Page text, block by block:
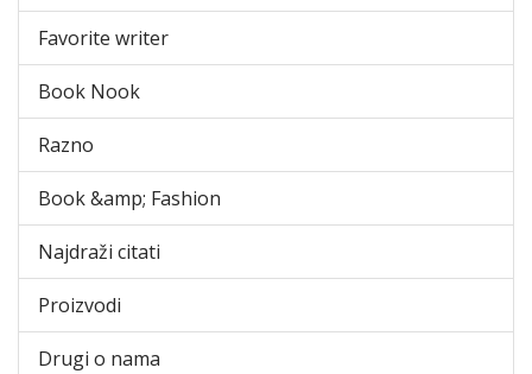
Favorite writer
Book Nook
Razno
Book &amp; Fashion
Najdraži citati
Proizvodi
Drugi o nama